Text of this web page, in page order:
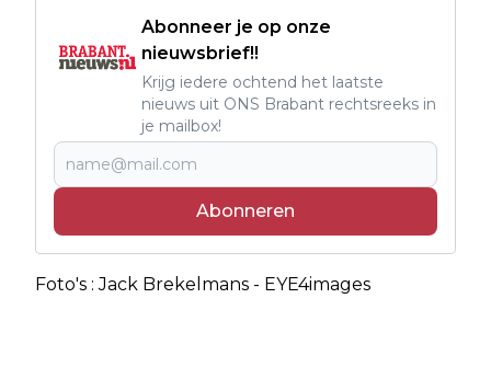
Abonneer je op onze
nieuwsbrief!!
Krijg iedere ochtend het laatste
nieuws uit ONS Brabant rechtsreeks in
je mailbox!
Abonneren
Foto's : Jack Brekelmans - EYE4images